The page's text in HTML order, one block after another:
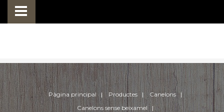
Pàgina principal Productes
Canelons
Canelons sense beixamel